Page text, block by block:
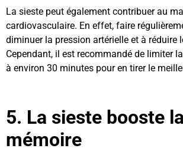
La sieste peut également contribuer au
cardiovasculaire. En effet, faire
diminuer la pression artérielle et à réduire
Cependant, il est recommandé de limiter
à environ 30 minutes pour en tirer le
5. La sieste booste la
mémoire